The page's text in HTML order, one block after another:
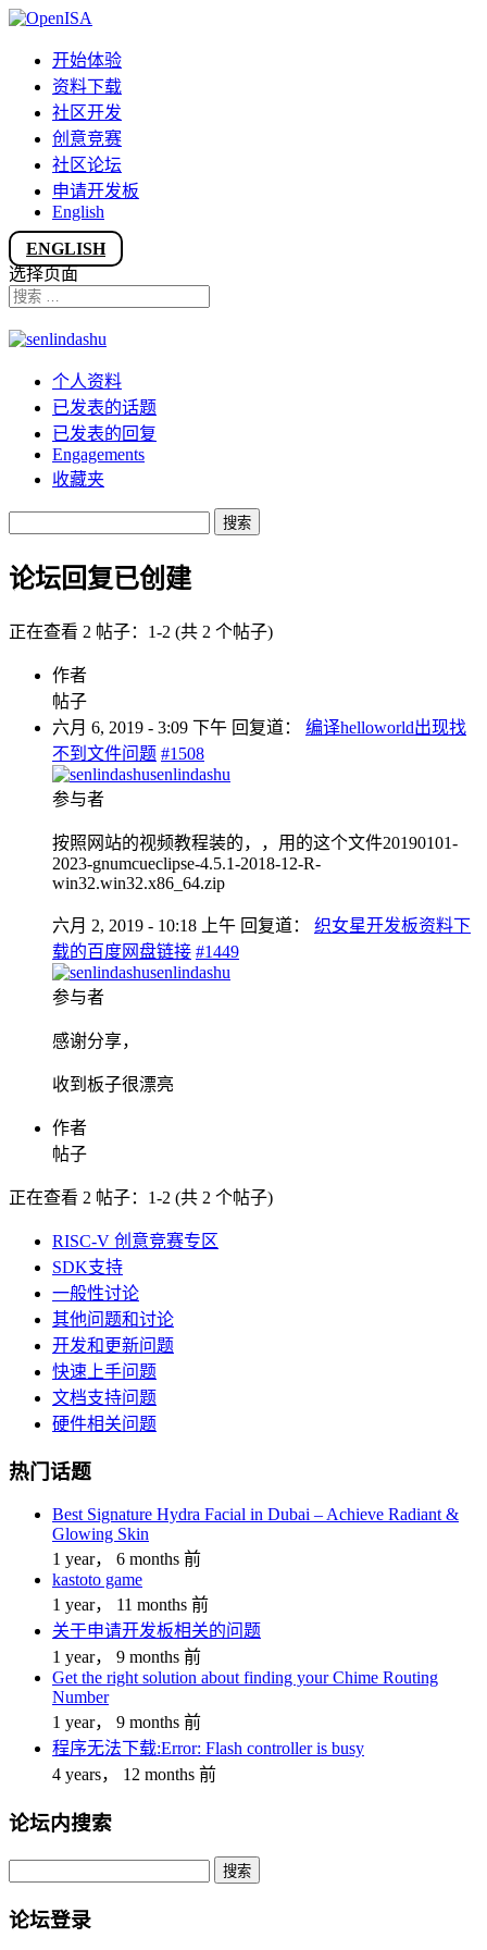
开始体验
资料下载
社区开发
创意竞赛
社区论坛
申请开发板
English
ENGLISH
选择页面
个人资料
已发表的话题
已发表的回复
Engagements
收藏夹
Search
replies:
论坛回复已创建
正在查看 2 帖子：1-2 (共 2 个帖子)
作者
帖子
六月 6, 2019 - 3:09 下午 回复道： 编译helloworld出现找
不到文件问题 #1508
senlindashu
参与者
按照网站的视频教程装的，，用的这个文件20190101-
2023-gnumcueclipse-4.5.1-2018-12-R-
win32.win32.x86_64.zip
六月 2, 2019 - 10:18 上午 回复道： 织女星开发板资料下
载的百度网盘链接 #1449
senlindashu
参与者
感谢分享，
收到板子很漂亮
作者
帖子
正在查看 2 帖子：1-2 (共 2 个帖子)
RISC-V 创意竞赛专区
SDK支持
一般性讨论
其他问题和讨论
开发和更新问题
快速上手问题
文档支持问题
硬件相关问题
热门话题
Best Signature Hydra Facial in Dubai – Achieve Radiant &
Glowing Skin
1 year， 6 months 前
kastoto game
1 year， 11 months 前
关于申请开发板相关的问题
1 year， 9 months 前
Get the right solution about finding your Chime Routing
Number
1 year， 9 months 前
程序无法下载:Error: Flash controller is busy
4 years， 12 months 前
论坛内搜索
论坛登录